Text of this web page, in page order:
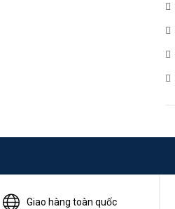
Giao hàng toàn quốc